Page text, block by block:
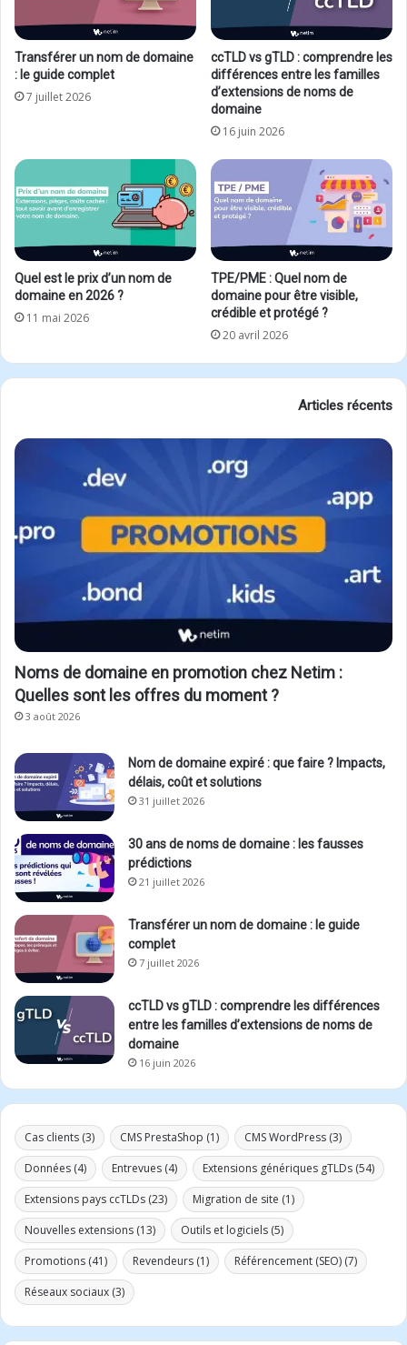
Transférer un nom de domaine
: le guide complet
7 juillet 2026
ccTLD vs gTLD : comprendre les
différences entre les familles
d’extensions de noms de
domaine
16 juin 2026
Quel est le prix d’un nom de
domaine en 2026 ?
11 mai 2026
TPE/PME : Quel nom de
domaine pour être visible,
crédible et protégé ?
20 avril 2026
Articles récents
Noms de domaine en promotion chez Netim :
Quelles sont les offres du moment ?
3 août 2026
Nom de domaine expiré : que faire ? Impacts,
délais, coût et solutions
31 juillet 2026
30 ans de noms de domaine : les fausses
prédictions
21 juillet 2026
Transférer un nom de domaine : le guide
complet
7 juillet 2026
ccTLD vs gTLD : comprendre les différences
entre les familles d’extensions de noms de
domaine
16 juin 2026
Cas clients (3) CMS PrestaShop (1) CMS WordPress (3)
Données (4) Entrevues (4) Extensions génériques gTLDs (54)
Extensions pays ccTLDs (23) Migration de site (1)
Nouvelles extensions (13) Outils et logiciels (5)
Promotions (41) Revendeurs (1) Référencement (SEO) (7)
Réseaux sociaux (3)